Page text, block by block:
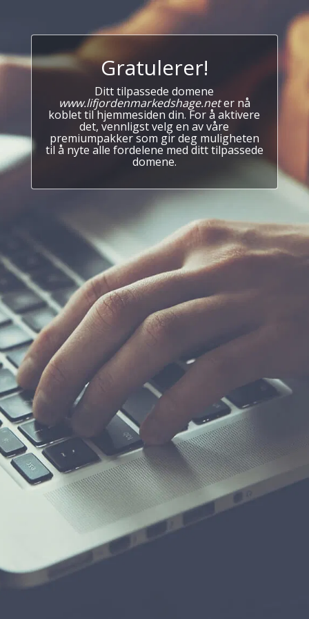
Gratulerer!
Ditt tilpassede domene
www.lifjordenmarkedshage.neter nå
koblet til hjemmesiden din. For å aktivere
det, vennligst velg en av våre
premiumpakker som gir deg muligheten
til å nyte alle fordelene med ditt tilpassede
domene.